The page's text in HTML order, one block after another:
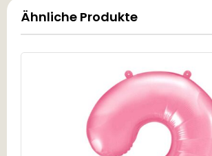
Ähnliche Produkte